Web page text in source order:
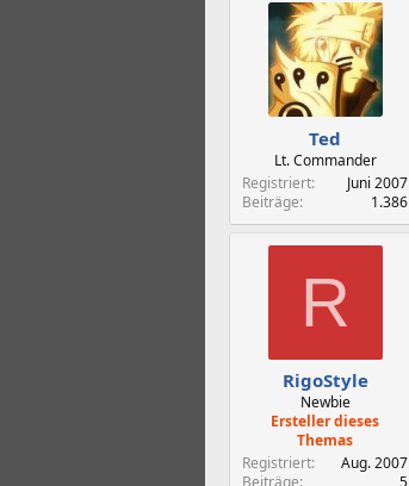
Ted
Lt. Commander
Registriert
Juni 2007
Beiträge
1.386
R
RigoStyle
Newbie
Ersteller dieses
Themas
Registriert
Aug. 2007
Beiträge
5